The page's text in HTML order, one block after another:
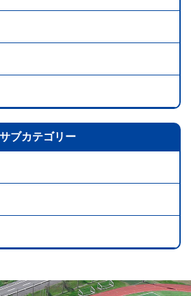
サブカテゴリー